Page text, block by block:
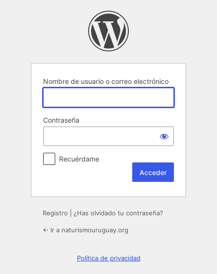
Nombre de usuario o correo electrónico
Contraseña
Recuérdame
Registro ¿Has olvidado tu contraseña?
← Ir a naturismouruguay.org
Política de privacidad